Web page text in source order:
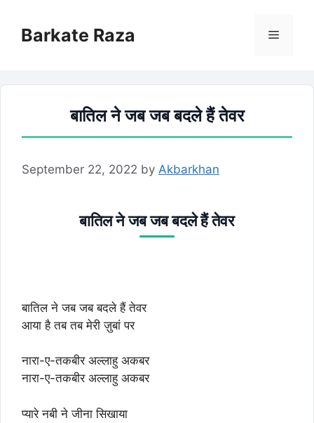
contentBarkate Raza Menu
बातिल ने जब जब बदले हैं तेवर
September 22, 2022 by Akbarkhan
बातिल ने जब जब बदले हैं तेवर
बातिल ने जब जब बदले हैं तेवर
आया है तब तब मेरी ज़ुबां पर
नारा-ए-तकबीर अल्लाहु अकबर
नारा-ए-तकबीर अल्लाहु अकबर
प्यारे नबी ने जीना सिखाया